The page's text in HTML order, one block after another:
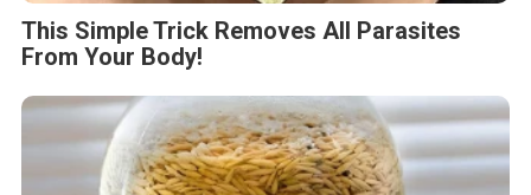
This Simple Trick Removes All Parasites
From Your Body!